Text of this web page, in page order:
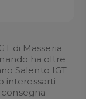
di Masseria
ha oltre
Salento IGT
interessarti